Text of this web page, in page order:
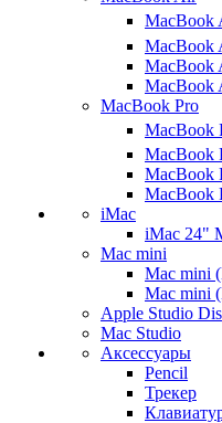
MacBook
MacBook
MacBook
MacBook
MacBook Pro
MacBook
MacBook
MacBook
MacBook
iMac
iMac 24"
Mac mini
Mac mini
Mac mini
Apple Studio
Mac Studio
Аксессуары
Pencil
Трекер